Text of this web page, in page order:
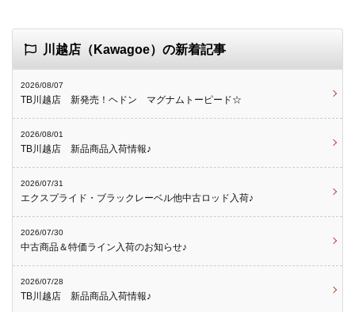
川越店（Kawagoe）の新着記事
2026/08/07
TB川越店 新発売！ヘドン マグナムトーピード☆
2026/08/01
TB川越店 新品商品入荷情報♪
2026/07/31
エクスプライド・ブラックレーベル他中古ロッド入荷♪
2026/07/30
中古商品＆特価ライン入荷のお知らせ♪
2026/07/28
TB川越店 新品商品入荷情報♪